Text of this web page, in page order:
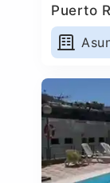
Puerto